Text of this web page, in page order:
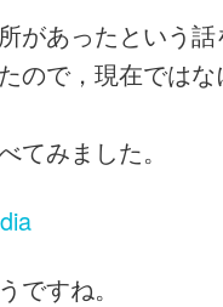
があったという
ので，現在では
みました。
ですね。